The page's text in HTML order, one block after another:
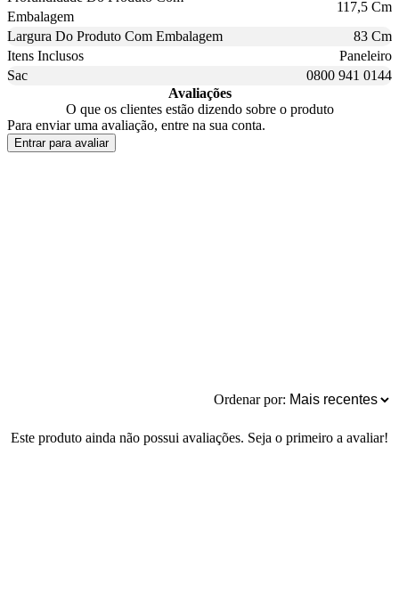
Embalagem
117,5 Cm
Largura Do Produto Com Embalagem
83 Cm
Itens Inclusos
Paneleiro
Sac
0800 941 0144
Avaliações
O que os clientes estão dizendo sobre o produto
Para enviar uma avaliação, entre na sua conta.
Entrar para avaliar
Ordenar por:
Este produto ainda não possui avaliações. Seja o primeiro a avaliar!